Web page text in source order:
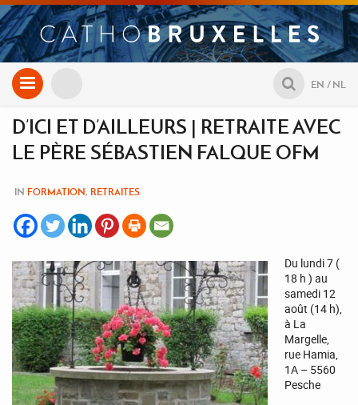
Aller
au
NL
EN
D’ICI ET D’AILLEURS | RETRAITE AVEC
LE PÈRE SÉBASTIEN FALQUE OFM
IN FORMATION, RETRAITES
Du lundi 7 (
18 h ) au
samedi 12
août (14 h),
à La
Margelle,
rue Hamia,
1A – 5560
Pesche